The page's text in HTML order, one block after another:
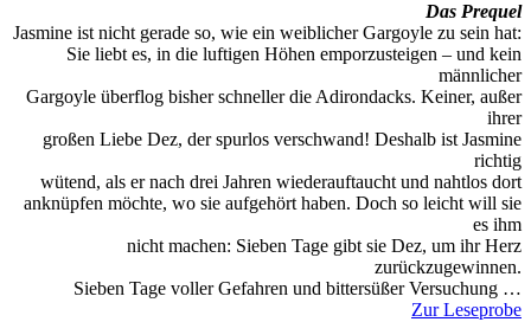
Das Prequel
Jasmine ist nicht gerade so, wie ein weiblicher Gargoyle zu sein hat:
Sie liebt es, in die luftigen Höhen emporzusteigen – und kein
männlicher
Gargoyle überflog bisher schneller die Adirondacks. Keiner, außer
ihrer
großen Liebe Dez, der spurlos verschwand! Deshalb ist Jasmine
richtig
wütend, als er nach drei Jahren wiederauftaucht und nahtlos dort
anknüpfen möchte, wo sie aufgehört haben. Doch so leicht will sie
es ihm
nicht machen: Sieben Tage gibt sie Dez, um ihr Herz
zurückzugewinnen.
Sieben Tage voller Gefahren und bittersüßer Versuchung …
Zur Leseprobe